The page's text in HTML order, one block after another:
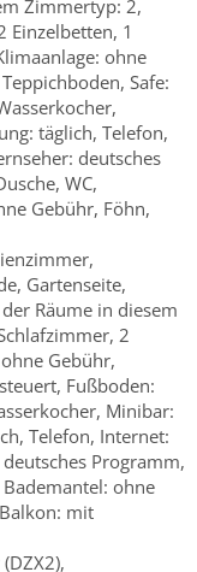
Zimmertyp: 2,
Einzelbetten, 1
ohne
Safe:
täglich, Telefon,
deutsches
WC,
Gebühr, Föhn,
Gartenseite,
Räume in diesem
2
Gebühr,
Fußboden:
Minibar:
Telefon, Internet:
Programm,
Bademantel: ohne
mit